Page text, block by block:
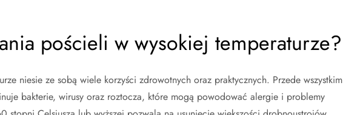
pościeli w wysokiej temperaturze?
niesie ze sobą wiele korzyści zdrowotnych oraz praktycznych. Przede wszystkim
bakterie, wirusy oraz roztocza, które mogą powodować alergie i problemy